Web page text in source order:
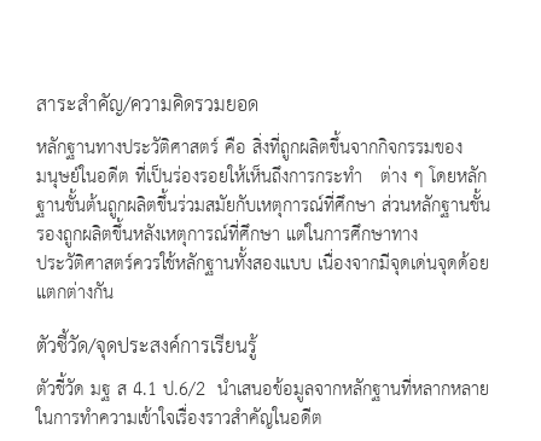
สาระสำคัญ/ความคิดรวมยอด
หลักฐานทางประวัติศาสตร์ คือ สิ่งที่ถูกผลิตขึ้นจากกิจกรรมของ
มนุษย์ในอดีต ที่เป็นร่องรอยให้เห็นถึงการกระทำ ต่าง ๆ โดยหลัก
ฐานชั้นต้นถูกผลิตขึ้นร่วมสมัยกับเหตุการณ์ที่ศึกษา ส่วนหลักฐานชั้น
รองถูกผลิตขึ้นหลังเหตุการณ์ที่ศึกษา แต่ในการศึกษาทาง
ประวัติศาสตร์ควรใช้หลักฐานทั้งสองแบบ เนื่องจากมีจุดเด่นจุดด้อย
แตกต่างกัน
ตัวชี้วัด/จุดประสงค์การเรียนรู้
ตัวชี้วัด มฐ ส 4.1 ป.6/2 นำเสนอข้อมูลจากหลักฐานที่หลากหลาย
ในการทำความเข้าใจเรื่องราวสำคัญในอดีต